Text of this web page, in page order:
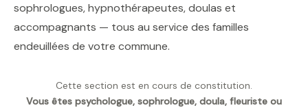
sophrologues, hypnothérapeutes, doulas et
accompagnants — tous au service des familles
endeuillées de votre commune.
Cette section est en cours de constitution.
Vous êtes psychologue, sophrologue, doula, fleuriste ou